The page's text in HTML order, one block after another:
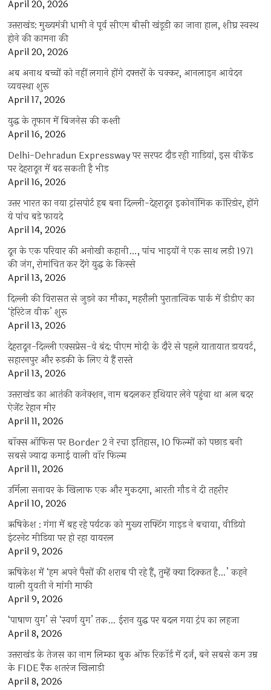
April 20, 2026
उत्तराखंड: मुख्यमंत्री धामी ने पूर्व सीएम बीसी खंडूड़ी का जाना हाल, शीघ्र स्वस्थ
होने की कामना की
April 20, 2026
अब अनाथ बच्चों को नहीं लगाने होंगे दफ्तरों के चक्कर, आनलाइन आवेदन
व्यवस्था शुरू
April 17, 2026
युद्ध के तूफान में बिजनेस की कश्ती
April 16, 2026
Delhi-Dehradun Expressway पर सरपट दौड़ रही गाड़ियां, इस वीकेंड
पर देहरादून में बढ़ सकती है भीड़
April 16, 2026
उत्तर भारत का नया ट्रांसपोर्ट हब बना दिल्ली-देहरादून इकोनॉमिक कॉरिडोर, होंगे
ये पांच बड़े फायदे
April 14, 2026
दून के एक परिवार की अनोखी कहानी…, पांच भाइयों ने एक साथ लड़ी 1971
की जंग, रोमांचित कर देंगे युद्ध के किस्से
April 13, 2026
दिल्ली की विरासत से जुड़ने का मौका, महरौली पुरातात्विक पार्क में डीडीए का
‘हेरिटेज वीक’ शुरू
April 13, 2026
देहरादून-दिल्ली एक्सप्रेस-वे बंद: पीएम मोदी के दौरे से पहले यातायात डायवर्ट,
सहारनपुर और रुड़की के लिए ये हैं रास्ते
April 13, 2026
उत्तराखंड का आतंकी कनेक्शन, नाम बदलकर हथियार लेने पहुंचा था अल बदर
ऐजेंट रेहान मीर
April 11, 2026
बॉक्स ऑफिस पर Border 2 ने रचा इतिहास, 10 फिल्मों को पछाड़ बनी
सबसे ज्यादा कमाई वाली वॉर फिल्म
April 11, 2026
उर्मिला सनावर के खिलाफ एक और मुकदमा, आरती गौड़ ने दी तहरीर
April 10, 2026
ऋषिकेश : गंगा में बह रहे पर्यटक को मुख्य राफ्टिंग गाइड ने बचाया, वीडियो
इंटरनेट मीडिया पर हो रहा वायरल
April 9, 2026
ऋषिकेश में ‘हम अपने पैसों की शराब पी रहे हैं, तुम्हें क्या दिक्कत है…’ कहने
वाली युवती ने मांगी माफी
April 9, 2026
‘पाषाण युग’ से ‘स्वर्ण युग’ तक… ईरान युद्ध पर बदल गया ट्रंप का लहजा
April 8, 2026
उत्तराखंड के तेजस का नाम लिम्का बुक ऑफ रिकॉर्ड में दर्ज, बने सबसे कम उम्र
के FIDE रैंक शतरंज खिलाड़ी
April 8, 2026